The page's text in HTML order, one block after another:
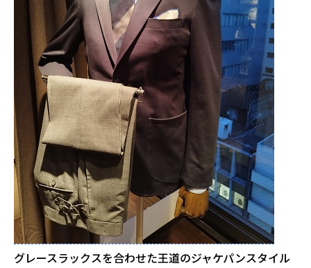
グレースラックスを合わせた王道のジャケパンスタイル